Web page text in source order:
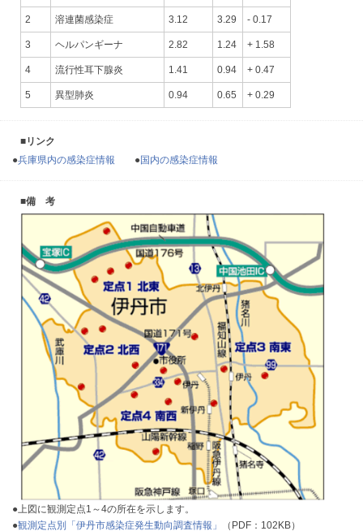
2 溶連菌感染症 3.12 3.29 - 0.17
3 ヘルパンギーナ 2.82 1.24 + 1.58
4 流行性耳下腺炎 1.41 0.94 + 0.47
5 異型肺炎 0.94 0.65 + 0.29
■リンク
●兵庫県内の感染症情報 ●国内の感染症情報
■備 考
●上図に観測定点1～4の所在を示します。
●観測定点別「伊丹市感染症発生動向調査情報」
（PDF：102KB）